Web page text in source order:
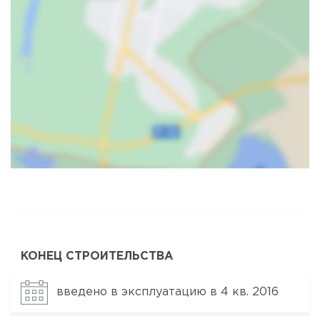
КОНЕЦ СТРОИТЕЛЬСТВА
введено в эксплуатацию в 4 кв. 2016